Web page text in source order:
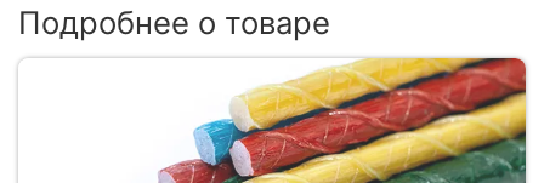
Подробнее о товаре